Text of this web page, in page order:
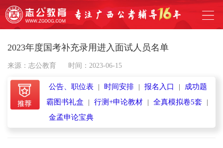
2023年度国考补充录用进入面试人员名单
来源：志公教育 时间：2023-06-15
公告、职位表 | 时间安排 | 报名入口 |
成功题
霸图书礼盒
| 行测+申论教材 | 全真模拟卷5套
|
金孟申论宝典